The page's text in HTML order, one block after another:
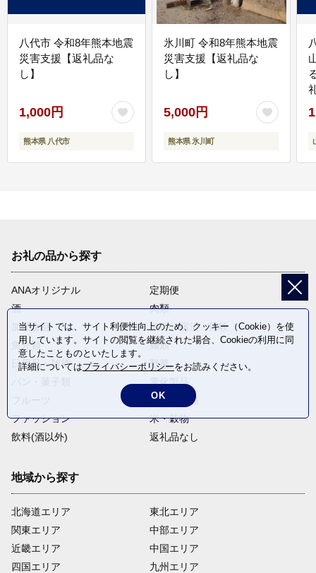
八代市 令和8年熊本地震
災害支援【返礼品な
し】
1,000円
熊本県 八代市
氷川町 令和8年熊本地震
災害支援【返礼品な
し】
5,000円
熊本県 氷川町
お礼の品から探す
ANAオリジナル
定期便
酒
肉類
加工食品
旅行・宿泊・体験
魚介類
麺類
日用品・雑貨
野菜
電化製品
卵・乳製品
ファッション
米・穀物
飲料(酒以外)
返礼品なし
地域から探す
北海道エリア
関東エリア
近畿エリア
四国エリア
東北エリア
中部エリア
中国エリア
九州エリア
当サイトでは、サイト利便性向上のため、クッキー（Cookie）を使
用しています。サイトの閲覧を継続された場合、Cookieの利用に同
意したことものといたします。
詳細についてはプライバシーポリシーをお読みください。
OK